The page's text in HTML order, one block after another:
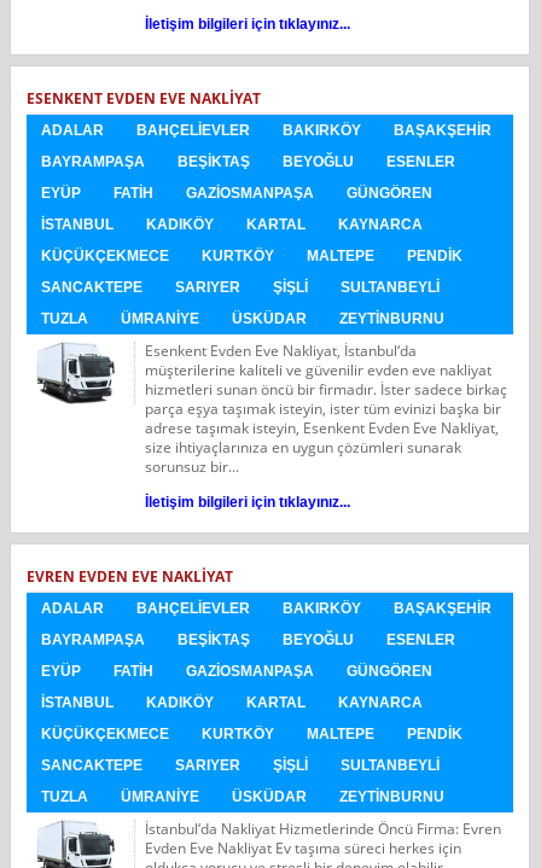
İletişim bilgileri için tıklayınız...
ESENKENT EVDEN EVE NAKLIYAT
ADALAR BAHÇELIEVLER BAKIRKÖY
BAŞAKŞEHIR
BAYRAMPAŞA
BEŞIKTAŞ BEYOĞLU
ESENLER
EYÜP
FATIH GAZIOSMANPAŞA
GÜNGÖREN
İSTANBUL
KADIKÖY KARTAL
KAYNARCA
KÜÇÜKÇEKMECE
KURTKÖY MALTEPE
PENDIK
SANCAKTEPE
SARIYER ŞIŞLI
SULTANBEYLI
TUZLA
ÜMRANIYE ÜSKÜDAR ZEYTINBURNU
Esenkent Evden Eve Nakliyat, İstanbul‘da
müşterilerine kaliteli ve güvenilir evden eve nakliyat
hizmetleri sunan öncü bir firmadır. İster sadece birkaç
parça eşya taşımak isteyin, ister tüm evinizi başka bir
adrese taşımak isteyin, Esenkent Evden Eve Nakliyat,
size ihtiyaçlarınıza en uygun çözümleri sunarak
sorunsuz bir...
İletişim bilgileri için tıklayınız...
EVREN EVDEN EVE NAKLIYAT
ADALAR BAHÇELIEVLER BAKIRKÖY
BAŞAKŞEHIR
BAYRAMPAŞA
BEŞIKTAŞ BEYOĞLU
ESENLER
EYÜP
FATIH GAZIOSMANPAŞA
GÜNGÖREN
İSTANBUL
KADIKÖY KARTAL
KAYNARCA
KÜÇÜKÇEKMECE
KURTKÖY MALTEPE
PENDIK
SANCAKTEPE
SARIYER ŞIŞLI
SULTANBEYLI
TUZLA
ÜMRANIYE ÜSKÜDAR ZEYTINBURNU
İstanbul‘da Nakliyat Hizmetlerinde Öncü Firma: Evren
Evden Eve Nakliyat Ev taşıma süreci herkes için